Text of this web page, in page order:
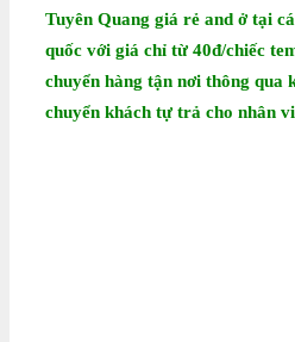
Tuyên Quang giá rẻ and ở tại
quốc với giá chỉ từ 40đ/chiếc
chuyển hàng tận nơi thông qua
chuyển khách tự trả cho nhân